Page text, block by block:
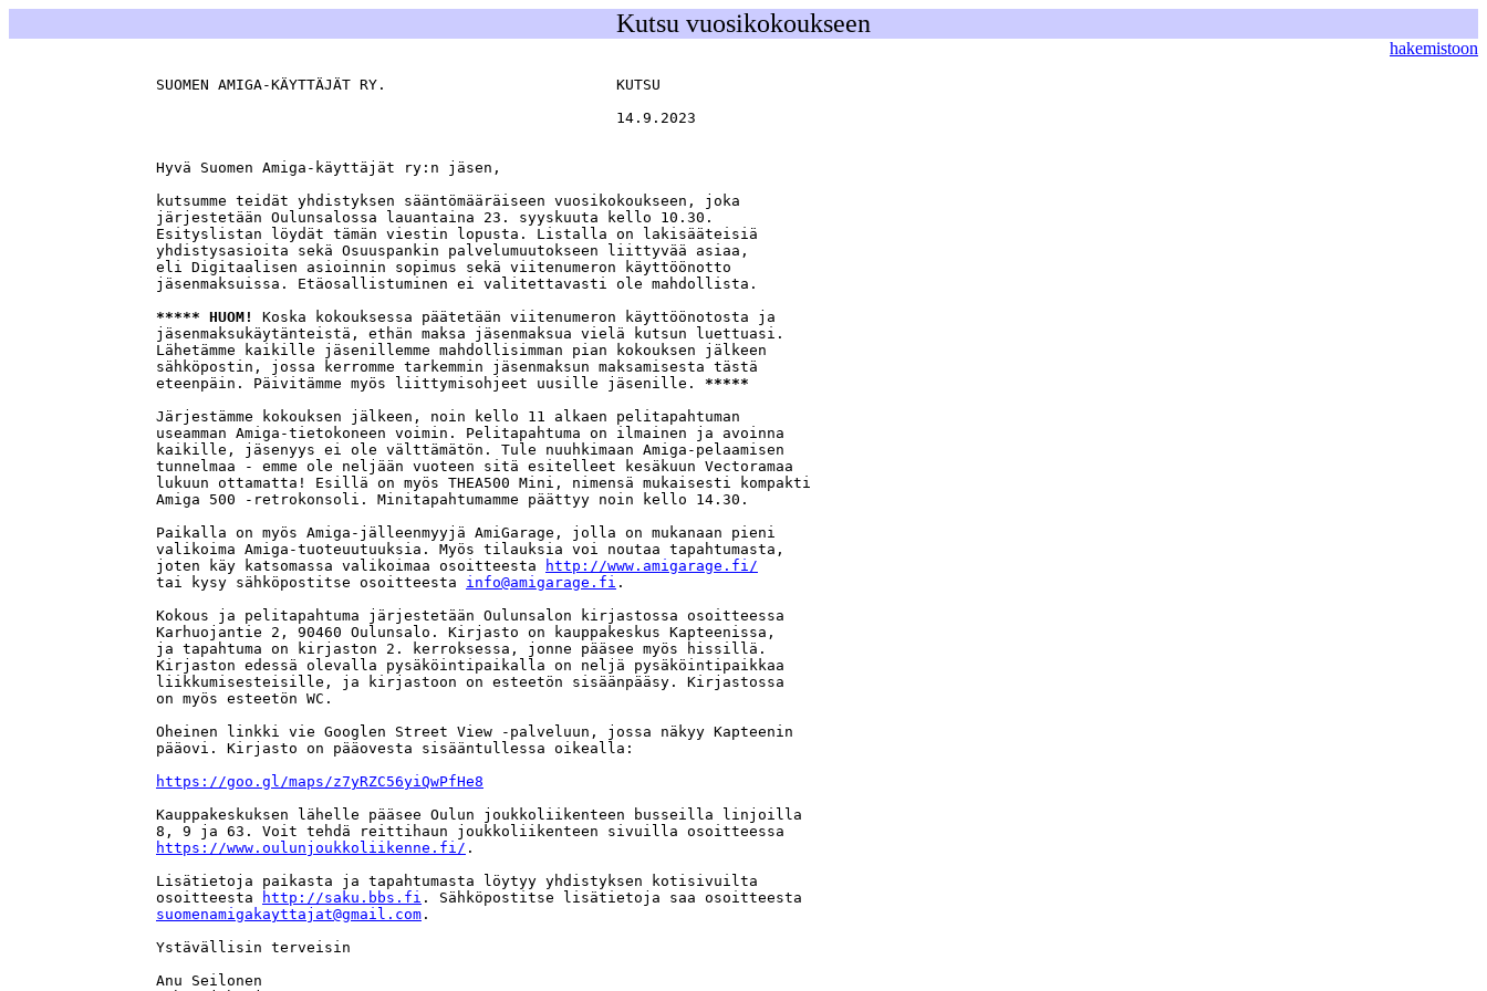
Kutsu vuosikokoukseen
hakemistoon
SUOMEN AMIGA-KÄYTTÄJÄT RY.                          KUTSU
                                                    14.9.2023
Hyvä Suomen Amiga-käyttäjät ry:n jäsen,
kutsumme teidät yhdistyksen sääntömääräiseen vuosikokoukseen, joka
järjestetään Oulunsalossa lauantaina 23. syyskuuta kello 10.30.
Esityslistan löydät tämän viestin lopusta. Listalla on lakisääteisiä
yhdistysasioita sekä Osuuspankin palvelumuutokseen liittyvää asiaa,
eli Digitaalisen asioinnin sopimus sekä viitenumeron käyttöönotto
jäsenmaksuissa. Etäosallistuminen ei valitettavasti ole mahdollista.
***** HUOM!
Koska kokouksessa päätetään viitenumeron käyttöönotosta ja
jäsenmaksukäytänteistä, ethän maksa jäsenmaksua vielä kutsun luettuasi.
Lähetämme kaikille jäsenillemme mahdollisimman pian kokouksen jälkeen
sähköpostin, jossa kerromme tarkemmin jäsenmaksun maksamisesta tästä
eteenpäin. Päivitämme myös liittymisohjeet uusille jäsenille. *****
Järjestämme kokouksen jälkeen, noin kello 11 alkaen pelitapahtuman
useamman Amiga-tietokoneen voimin. Pelitapahtuma on ilmainen ja avoinna
kaikille, jäsenyys ei ole välttämätön. Tule nuuhkimaan Amiga-pelaamisen
tunnelmaa - emme ole neljään vuoteen sitä esitelleet kesäkuun Vectoramaa
lukuun ottamatta! Esillä on myös THEA500 Mini, nimensä mukaisesti kompakti
Amiga 500 -retrokonsoli. Minitapahtumamme päättyy noin kello 14.30.
Paikalla on myös Amiga-jälleenmyyjä AmiGarage, jolla on mukanaan pieni
valikoima Amiga-tuoteuutuuksia. Myös tilauksia voi noutaa tapahtumasta,
joten käy katsomassa valikoimaa osoitteesta
http://www.amigarage.fi/
tai kysy sähköpostitse osoitteesta info@amigarage.fi .
Kokous ja pelitapahtuma järjestetään Oulunsalon kirjastossa osoitteessa
Karhuojantie 2, 90460 Oulunsalo. Kirjasto on kauppakeskus Kapteenissa,
ja tapahtuma on kirjaston 2. kerroksessa, jonne pääsee myös hissillä.
Kirjaston edessä olevalla pysäköintipaikalla on neljä pysäköintipaikkaa
liikkumisesteisille, ja kirjastoon on esteetön sisäänpääsy. Kirjastossa
on myös esteetön WC.
Oheinen linkki vie Googlen Street View -palveluun, jossa näkyy Kapteenin
pääovi. Kirjasto on pääovesta sisääntullessa oikealla:
https://goo.gl/maps/z7yRZC56yiQwPfHe8
Kauppakeskuksen lähelle pääsee Oulun joukkoliikenteen busseilla linjoilla
https://www.oulunjoukkoliikenne.fi/ .
Lisätietoja paikasta ja tapahtumasta löytyy yhdistyksen kotisivuilta
osoitteesta
http://saku.bbs.fi
suomenamigakayttajat@gmail.com .
Ystävällisin terveisin
Anu Seilonen